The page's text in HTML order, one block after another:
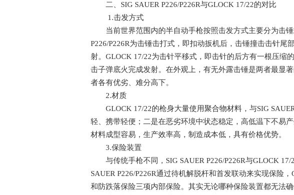
二、SIG SAUER P226/P226R与GLOCK 17/22的对比
1.击发方式
当前世界范围内的半自动手枪按照击发方式主要分为击锤
P226/P226R为击锤击打式，即扣动扳机后，击锤撞击击针尾
射。GLOCK 17/22为击针平移式，即击针的后方有一根压缩
击子弹底火完成发射。在外观上，有无外露击锤是两者最显
者各有优劣、难分高下。
2.材质
GLOCK 17/22的枪身大量使用聚合物材料，与SIG
轻、携带轻便；二是在恶劣环境中状态稳定，高低温下不易
材料成型容易，生产效率高，制造成本低，具有价格优势。
3.保险装置
与传统手枪不同，SIG SAUER P226/P226R与GLOCK 17/
SAUER P226/P226R通过待机解脱杆和首发联动来实现保险
和防跌落保险三项内部保险。其实无论哪种保险装置都无法